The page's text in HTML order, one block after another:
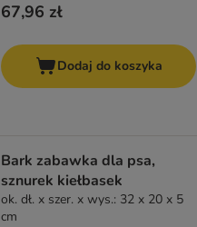
67,96 zł
Dodaj do koszyka
Bark zabawka dla psa,
sznurek kiełbasek
ok. dł. x szer. x wys.: 32 x 20 x 5
cm